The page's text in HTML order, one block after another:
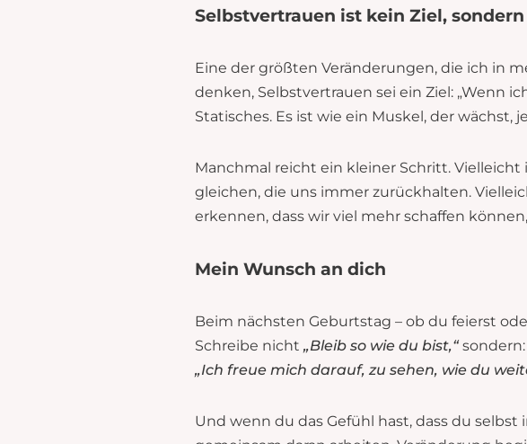
Selbstvertrauen ist kein Ziel, sondern
Eine der größten Veränderungen, die ich in
denken, Selbstvertrauen sei ein Ziel: „Wenn
Statisches. Es ist wie ein Muskel, der wächst,
Manchmal reicht ein kleiner Schritt.
gleichen, die uns immer zurückhalten.
erkennen, dass wir viel mehr schaffen
Mein Wunsch an dich
Beim nächsten Geburtstag – ob du feierst
Schreibe nicht „Bleib so wie du bist,“sondern:
„Ich freue mich darauf, zu sehen, wie du
Und wenn du das Gefühl hast, dass du